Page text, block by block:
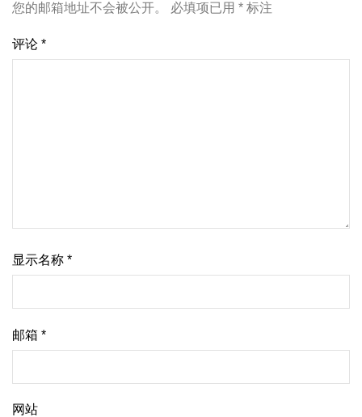
您的邮箱地址不会被公开。 必填项已用 * 标注
评论 *
显示名称 *
邮箱 *
网站